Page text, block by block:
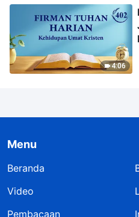
4:06
Menu
Beranda
Video
Pembacaan